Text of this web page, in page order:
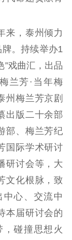
，泰州倾力
牌。持续举办1
”戏曲汇，出品
兰芳·当年梅
州梅兰芳京剧
出版二十余部
部、梅兰芳纪
国际学术研讨
研讨会等，大
文化根脉，致
心、交流中
本届研讨会的
碰撞思想火